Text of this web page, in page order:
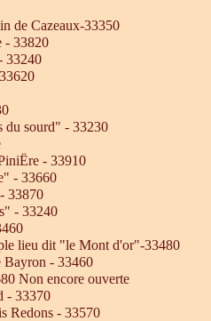
de Cazeaux-33350
- 33820
33240
du sourd" - 33230
- 33910
- 33660
33870
- 33240
lieu dit "le Mont d'or"-33480
Bayron - 33460
Non encore ouverte
- 33370
Redons - 33570